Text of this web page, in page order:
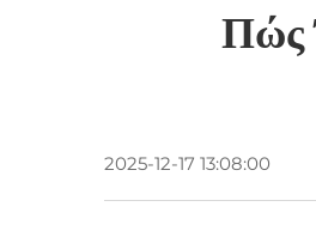
Πώς
2025-12-17 13:08:00